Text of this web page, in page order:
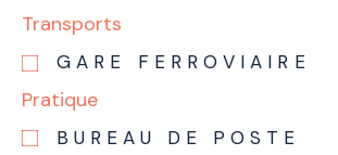
Transports
GARE FERROVIAIRE
Pratique
BUREAU DE POSTE